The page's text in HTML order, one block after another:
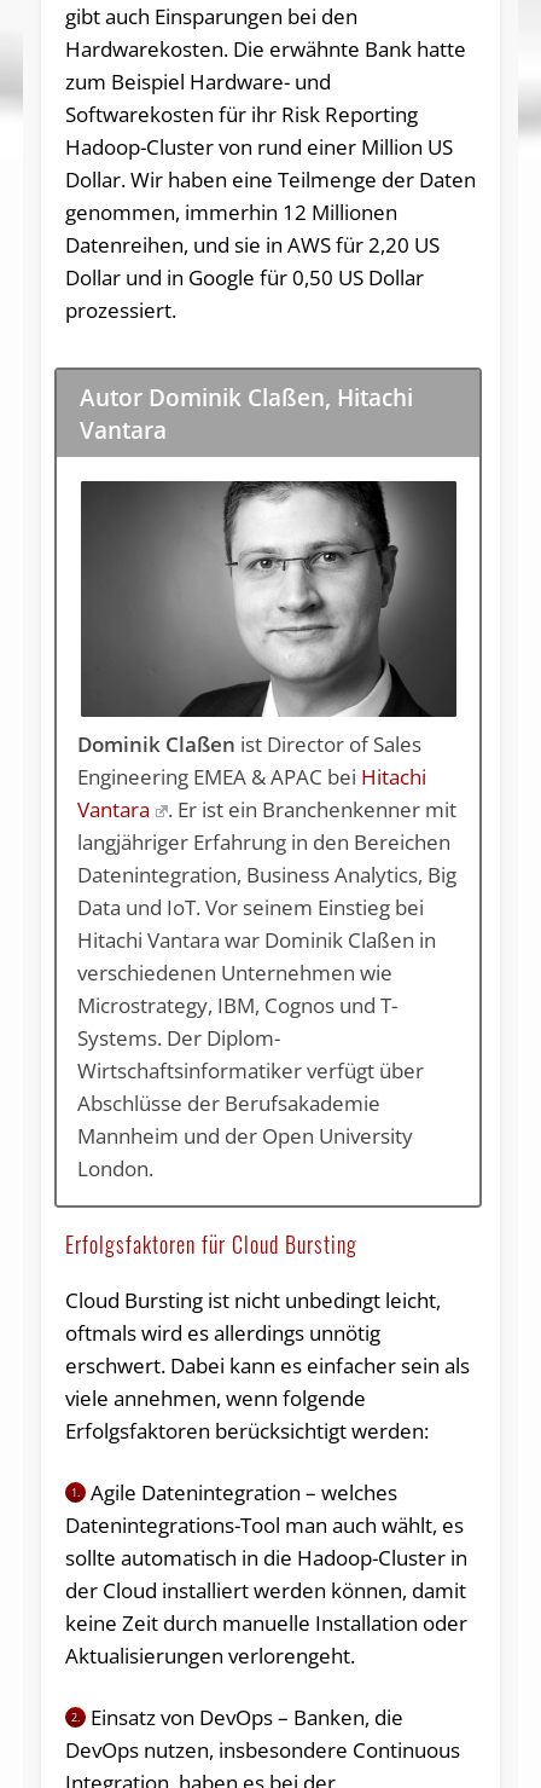
gibt auch Einsparungen bei den
Hardwarekosten. Die erwähnte Bank hatte
zum Beispiel Hardware- und
Softwarekosten für ihr Risk Reporting
Hadoop-Cluster von rund einer Million US
Dollar. Wir haben eine Teilmenge der Daten
genommen, immerhin 12 Millionen
Datenreihen, und sie in AWS für 2,20 US
Dollar und in Google für 0,50 US Dollar
prozessiert.
Autor Dominik Claßen, Hitachi
Vantara
Dominik Claßen ist Director of Sales
Engineering EMEA & APAC bei Hitachi
Vantara
. Er ist ein Branchenkenner mit
langjähriger Erfahrung in den Bereichen
Datenintegration, Business Analytics, Big
Data und IoT. Vor seinem Einstieg bei
Hitachi Vantara war Dominik Claßen in
verschiedenen Unternehmen wie
Microstrategy, IBM, Cognos und T-
Systems. Der Diplom-
Wirtschaftsinformatiker verfügt über
Abschlüsse der Berufsakademie
Mannheim und der Open University
London.
Erfolgsfaktoren für Cloud Bursting
Cloud Bursting ist nicht unbedingt leicht,
oftmals wird es allerdings unnötig
erschwert. Dabei kann es einfacher sein als
viele annehmen, wenn folgende
Erfolgsfaktoren berücksichtigt werden:
1.
Agile Datenintegration – welches
Datenintegrations-Tool man auch wählt, es
sollte automatisch in die Hadoop-Cluster in
der Cloud installiert werden können, damit
keine Zeit durch manuelle Installation oder
Aktualisierungen verlorengeht.
2.
Einsatz von DevOps – Banken, die
DevOps nutzen, insbesondere Continuous
Integration, haben es bei der